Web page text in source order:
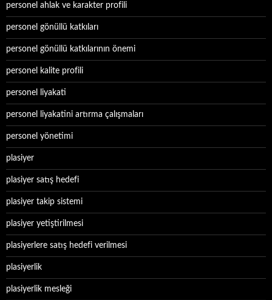
personel ahlak ve karakter profili
personel gönüllü katkıları
personel gönüllü katkılarının önemi
personel kalite profili
personel liyakati
personel liyakatini artırma çalışmaları
personel yönetimi
plasiyer
plasiyer satış hedefi
plasiyer takip sistemi
plasiyer yetiştirilmesi
plasiyerlere satış hedefi verilmesi
plasiyerlik
plasiyerlik mesleği